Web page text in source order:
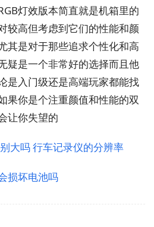
灯效版本简直就是机箱里的
较高但考虑到它们的性能和颜
其是对于那些追求个性化和高
疑是一个非常好的选择而且他
是入门级还是高端玩家都能找
果你是个注重颜值和性能的双
让你失望的
大吗 行车记录仪的分辨率
损坏电池吗